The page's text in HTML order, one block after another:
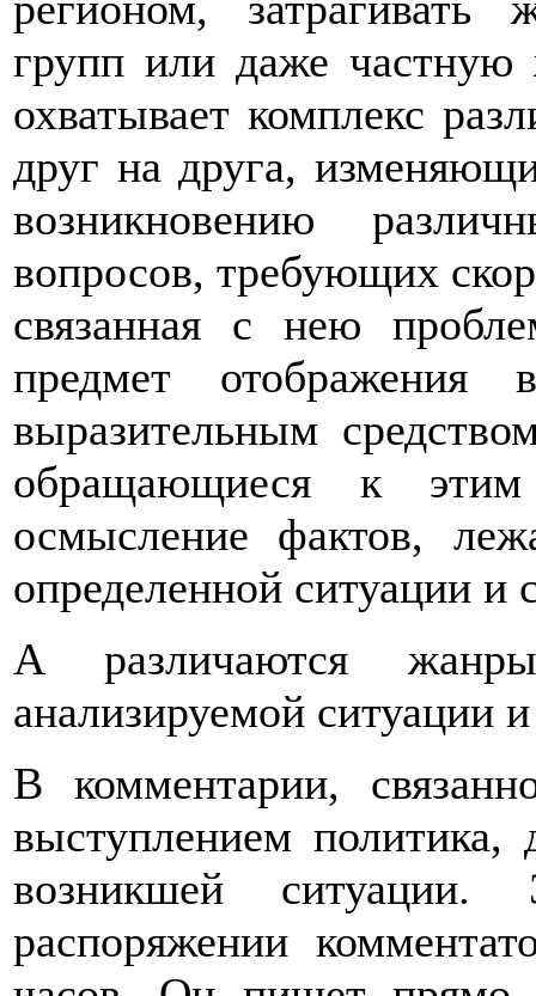
групп или даже
охватывает комплекс
друг на друга,
возникновению
вопросов, требующих
связанная с нею
предмет
выразительным
обращающиеся к этим
осмысление фактов,
определенной ситуации
А различаются
анализируемой ситуации
В комментарии,
выступлением
возникшей
распоряжении